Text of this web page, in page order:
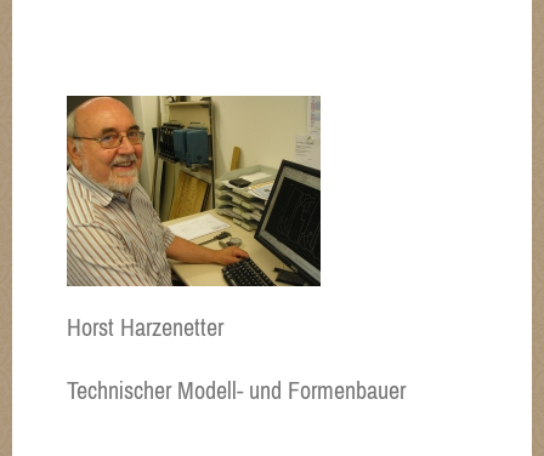
Horst Harzenetter
Technischer Modell- und Formenbauer